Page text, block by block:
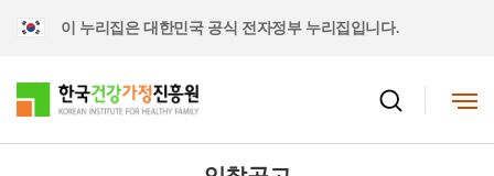
이 누리집은 대한민국 공식 전자정부 누리집입니다.